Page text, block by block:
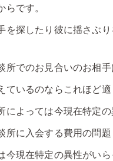
らです。
を探したり彼に揺さぶ
所でのお見合いのお相
ているのならこれほど適
によっては今現在特定
所に入会する費用の問題
今現在特定の異性がい